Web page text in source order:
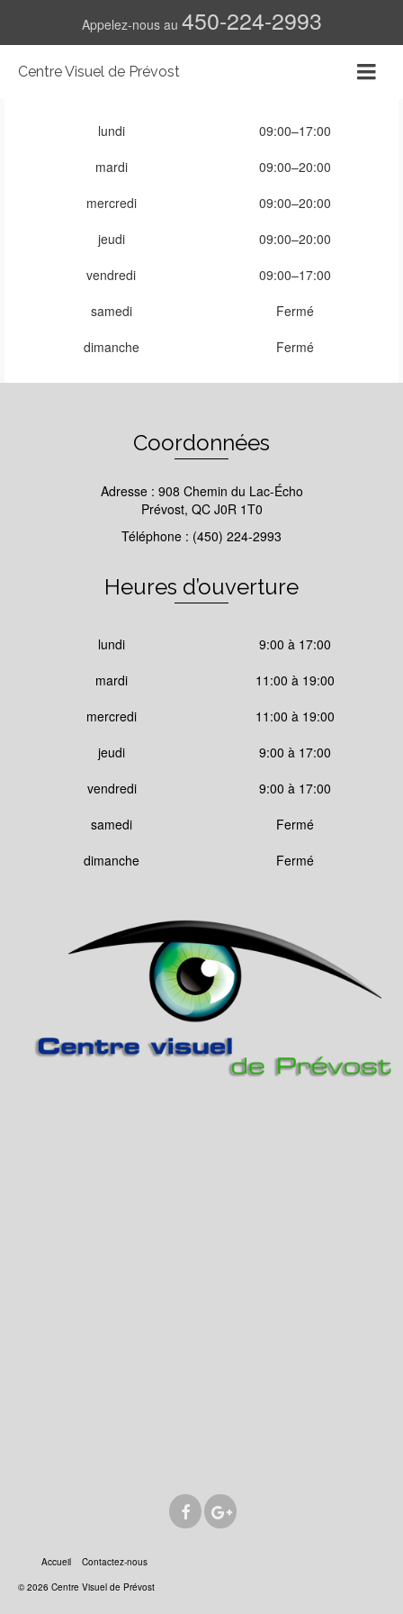
Appelez-nous au 450-224-2993
Centre Visuel de Prévost
lundi
09:00–17:00
mardi
09:00–20:00
mercredi
09:00–20:00
jeudi
09:00–20:00
vendredi
09:00–17:00
samedi
Fermé
dimanche
Fermé
Coordonnées
Adresse : 908 Chemin du Lac-Écho
Prévost, QC J0R 1T0
Téléphone : (450) 224-2993
Heures d’ouverture
lundi
9:00 à 17:00
mardi
11:00 à 19:00
mercredi
11:00 à 19:00
jeudi
9:00 à 17:00
vendredi
9:00 à 17:00
samedi
Fermé
dimanche
Fermé
Accueil
Contactez-nous
© 2026 Centre Visuel de Prévost